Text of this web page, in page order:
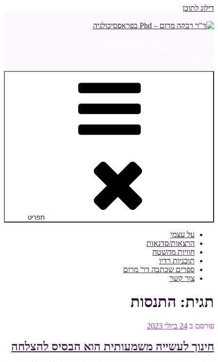
דילוג לתוכן
תפריט
על עצמי
הרצאות/סדנאות
חוויות מהשטח
תוכניות רדיו
ספרים שכתבה דר' מרום
צור קשר
תגית: התנסות
פורסם ב 24 ביולי 2023
חינוך לעשייה משמעותית הוא הבסיס להצלחה